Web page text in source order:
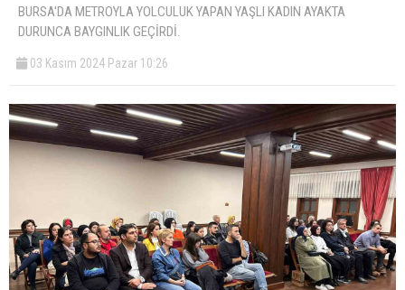
BURSA'DA METROYLA YOLCULUK YAPAN YAŞLI KADIN AYAKTA
DURUNCA BAYGINLIK GEÇİRDİ.
03 Kasım 2024 Pazar 10:26